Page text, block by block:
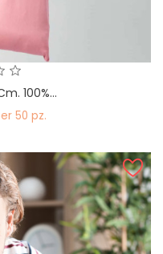
100%...
50 pz.